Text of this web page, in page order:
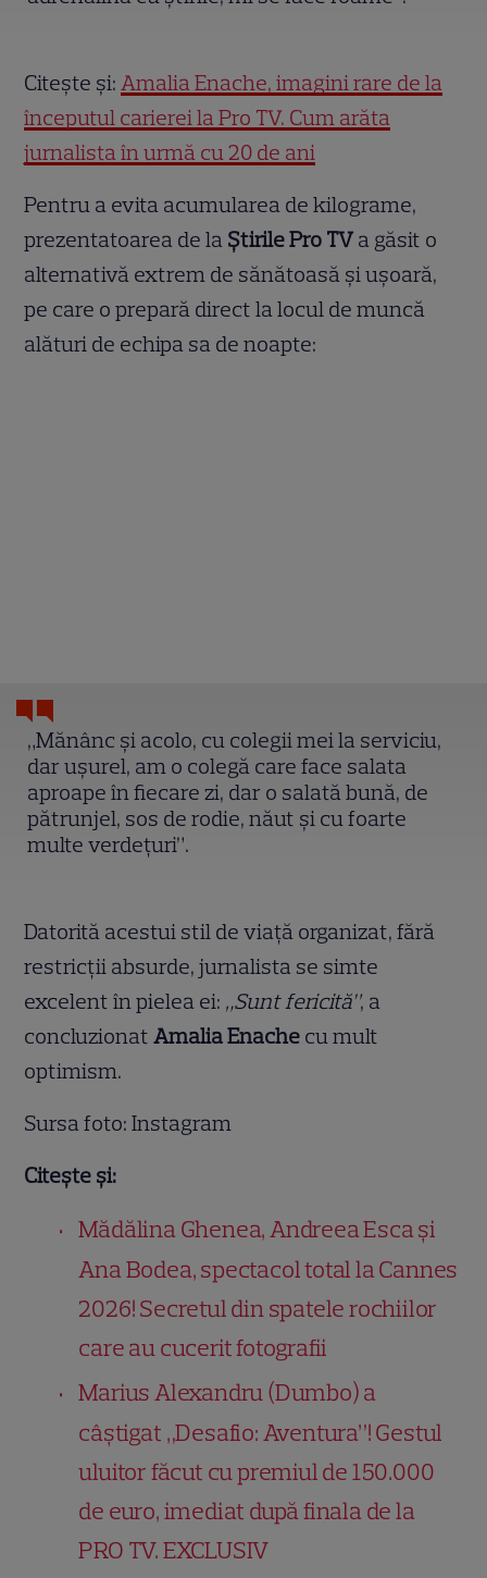
Citește și: Amalia Enache, imagini rare de la
începutul carierei la Pro TV. Cum arăta
jurnalista în urmă cu 20 de ani
Pentru a evita acumularea de kilograme,
prezentatoarea de la Știrile Pro TV a găsit o
alternativă extrem de sănătoasă și ușoară,
pe care o prepară direct la locul de muncă
alături de echipa sa de noapte:
„Mănânc și acolo, cu colegii mei la serviciu,
dar ușurel, am o colegă care face salata
aproape în fiecare zi, dar o salată bună, de
pătrunjel, sos de rodie, năut și cu foarte
multe verdețuri”.
Datorită acestui stil de viață organizat, fără
restricții absurde, jurnalista se simte
excelent în pielea ei: „Sunt fericită”, a
concluzionatAmalia Enache cu mult
optimism.
Sursa foto: Instagram
Citește și:
Mădălina Ghenea, Andreea Esca și
Ana Bodea, spectacol total la Cannes
2026! Secretul din spatele rochiilor
care au cucerit fotografii
Marius Alexandru (Dumbo) a
câștigat „Desafio: Aventura”! Gestul
uluitor făcut cu premiul de 150.000
de euro, imediat după finala de la
PRO TV. EXCLUSIV